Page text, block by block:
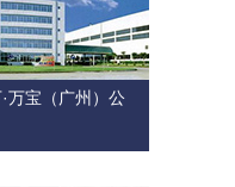
万宝（广州）公